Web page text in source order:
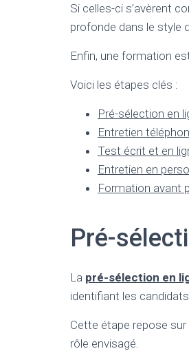
Si celles-ci s’avèrent
profonde dans le style
Enfin, une formation
Voici les étapes clés :
Pré-sélection en
Entretien
Test écrit et en
Entretien en
Formation avant
Pré-
La pré-sélection en
identifiant les
Cette étape repose
rôle envisagé.